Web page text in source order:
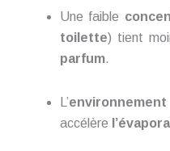
Une faible
toilette) tient
parfum.
L’environnement
accélère